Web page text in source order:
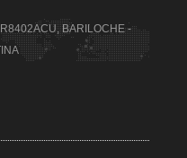
BARILOCHE -